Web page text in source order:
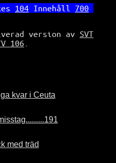
104 Innehåll 700
version av SVT
106
kvar i Ceuta
med träd